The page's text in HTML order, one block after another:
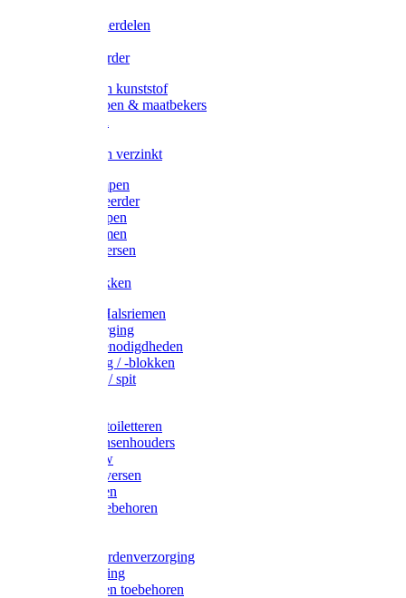
Koelift onderdelen
Uieronthaarder
Voerbakken kunststof
Voerscheppen & maatbekers
Voerbakken verzinkt
Warmtelampen
Staartcoupeerder
Biggenkappen
Neuskrammen
Varken diversen
Varkensbakken
Halsters / Halsriemen
Hoefverzorging
Lammer benodigdheden
Ramdektuig / -blokken
Vastzetpen / spit
Poetsen & toiletteren
Zadel-/Trensenhouders
Halstertouw
Halsters diversen
Hoofdstellen
Zadel & toebehoren
Rapide paardenverzorging
Ruiter kleding
Hoofdstellen toebehoren